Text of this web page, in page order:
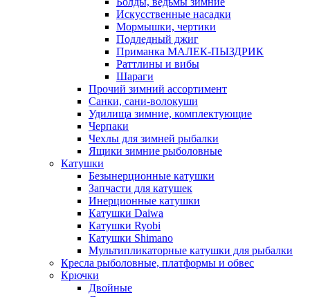
Искусственные насадки
Мормышки, чертики
Подледный джиг
Приманка МАЛЕК-ПЫЗДРИК
Раттлины и вибы
Шараги
Прочий зимний ассортимент
Санки, сани-волокуши
Удилища зимние, комплектующие
Черпаки
Чехлы для зимней рыбалки
Ящики зимние рыболовные
Катушки
Безынерционные катушки
Запчасти для катушек
Инерционные катушки
Катушки Daiwa
Катушки Ryobi
Катушки Shimano
Мультипликаторные катушки для рыбалки
Кресла рыболовные, платформы и обвес
Крючки
Двойные